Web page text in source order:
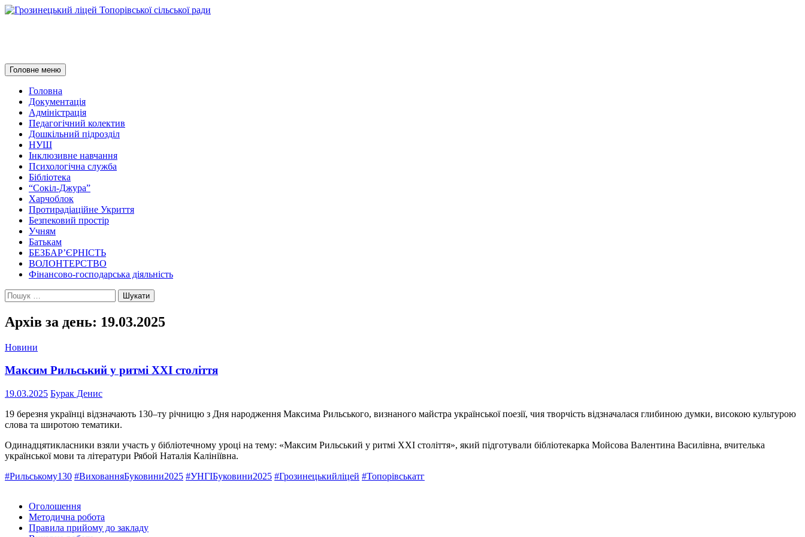
Пошук
Головне меню Перейти
до
Головна
Документація
Адміністрація
Педагогічний колектив
Дошкільний підрозділ
НУШ
Інклюзивне навчання
Психологічна служба
Бібліотека
“Сокіл-Джура”
Харчоблок
Протирадіаційне Укриття
Безпековий простір
Учням
Батькам
БЕЗБАР’ЄРНІСТЬ
ВОЛОНТЕРСТВО
Фінансово-господарська діяльність
Пошук:
Архів за день: 19.03.2025
Новини
Максим Рильський у ритмі XXI століття
19.03.2025 Бурак Денис
19 березня українці відзначають 130–ту річницю з Дня народження Максима Рильського, визнаного майстра української поезії, чия творчість відзначалася глибиною думки, високою культурою
слова та широтою тематики.
Одинадцятикласники взяли участь у бібліотечному уроці на тему: «Максим Рильський у ритмі XXI століття», який підготували бібліотекарка Мойсова Валентина Василівна, вчителька
української мови та літератури Рябой Наталія Калініївна.
#Рильському130 #ВихованняБуковини2025 #УНГІБуковини2025 #Грозинецькийліцей #Топорівськатг
Оголошення
Методична робота
Правила прийому до закладу